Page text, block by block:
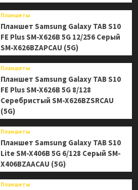
Планшеты
Планшет Samsung Galaxy TAB S10
FE Plus SM-X626B 5G 12/256 Серый
SM-X626BZAPCAU (5G)
Планшеты
Планшет Samsung Galaxy TAB S10
FE Plus SM-X626B 5G 8/128
Серебристый SM-X626BZSRCAU
(5G)
Планшеты
Планшет Samsung Galaxy TAB S10
Lite SM-X406B 5G 6/128 Серый SM-
X406BZAACAU (5G)
Планшеты